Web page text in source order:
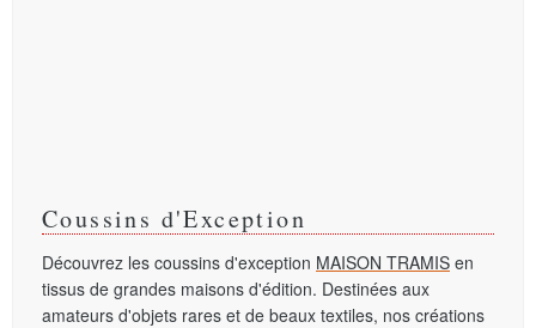
Coussins d'Exception
Découvrez les coussins d'exception MAISON TRAMIS en
tissus de grandes maisons d'édition. Destinées aux
amateurs d'objets rares et de beaux textiles, nos créations